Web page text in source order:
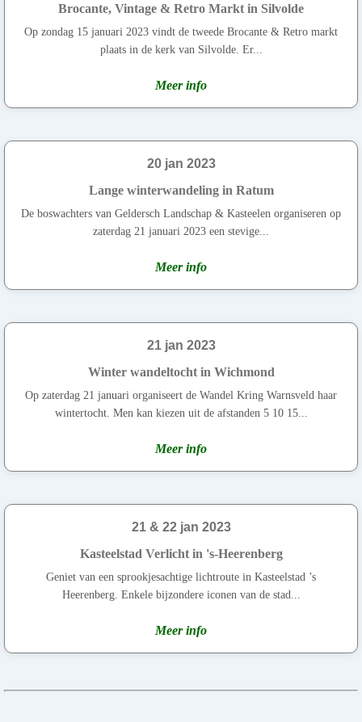
Brocante, Vintage & Retro Markt in Silvolde
Op zondag 15 januari 2023 vindt de tweede Brocante & Retro markt
plaats in de kerk van Silvolde. Er...
Meer info
20 jan 2023
Lange winterwandeling in Ratum
De boswachters van Geldersch Landschap & Kasteelen organiseren op
zaterdag 21 januari 2023 een stevige...
Meer info
21 jan 2023
Winter wandeltocht in Wichmond
Op zaterdag 21 januari organiseert de Wandel Kring Warnsveld haar
wintertocht. Men kan kiezen uit de afstanden 5 10 15...
Meer info
21 & 22 jan 2023
Kasteelstad Verlicht in 's-Heerenberg
Geniet van een sprookjesachtige lichtroute in Kasteelstad ’s
Heerenberg. Enkele bijzondere iconen van de stad...
Meer info